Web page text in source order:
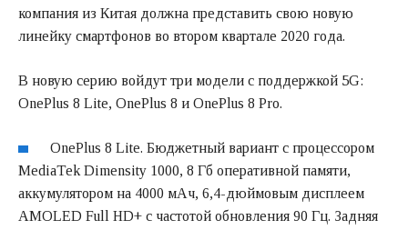
компания из Китая должна представить свою новую
линейку смартфонов во втором квартале 2020 года.
В новую серию войдут три модели с поддержкой 5G:
OnePlus 8 Lite, OnePlus 8 и OnePlus 8 Pro.
OnePlus 8 Lite. Бюджетный вариант с процессором
MediaTek Dimensity 1000, 8 Гб оперативной памяти,
аккумулятором на 4000 мАч, 6,4-дюймовым дисплеем
AMOLED Full HD+ с частотой обновления 90 Гц. Задняя